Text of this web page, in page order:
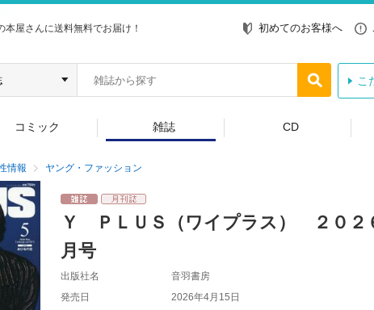
屋さんに送料無料でお届け！ 初めてのお客様へ
こ
コミック 雑誌 CD
情報 ヤング・ファッション
Ｙ ＰＬＵＳ（ワイプラス） ２０２
月号
出版社名
音羽書房
発売日
2026年4月15日